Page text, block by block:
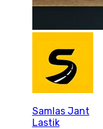
Samlas Jant
Lastik